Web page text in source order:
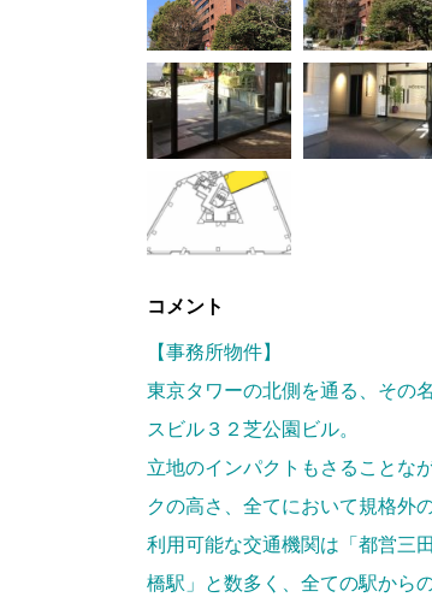
コメント
【事務所物件】
東京タワーの北側を通る、その
スビル３２芝公園ビル。
立地のインパクトもさることな
クの高さ、全てにおいて規格外
利用可能な交通機関は「都営三
橋駅」と数多く、全ての駅から